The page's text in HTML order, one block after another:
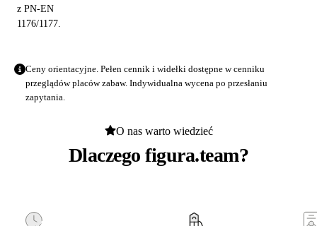
z PN-EN
1176/1177.
Ceny orientacyjne. Pełen cennik i widełki dostępne wcenniku
przeglądów placów zabaw. Indywidualna wycena po przesłaniu
zapytania.
O nas warto wiedzieć
Dlaczego figura.team?